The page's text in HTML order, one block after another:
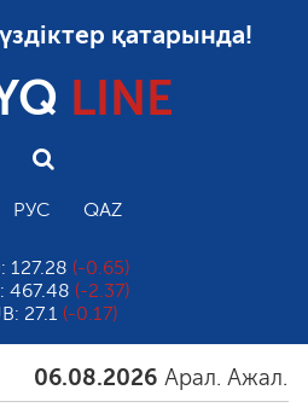
қатарында!
LINE
РУС QAZ
127.28 (-0.65)
467.48 (-2.37)
27.1 (-0.17)
06.08.2026 Арал. Ажал.